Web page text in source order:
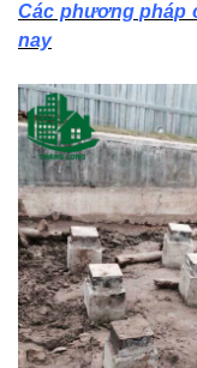
Các phương pháp
nay